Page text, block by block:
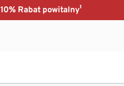
10% Rabat powitalny¹